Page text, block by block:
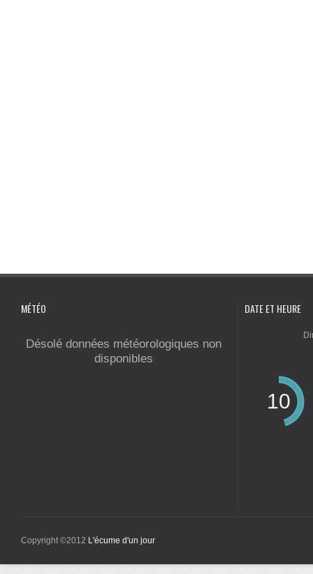
MÉTÉO
Désolé données météorologiques non
disponibles
DATE ET HEURE
10
Copyright ©2012 L'écume d'un jour